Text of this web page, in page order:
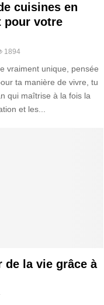
cuisines en
pour votre
1894
vraiment unique, pensée
ta manière de vivre, tu
qui maîtrise à la fois la
et les...
de la vie grâce à